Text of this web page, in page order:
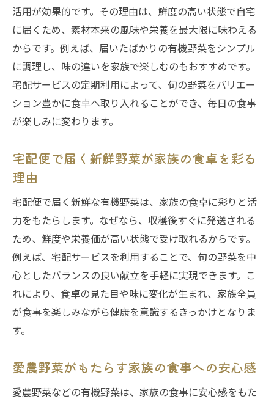
活用が効果的です。その理由は、鮮度の高い状態で自宅
に届くため、素材本来の風味や栄養を最大限に味わえる
からです。例えば、届いたばかりの有機野菜をシンプル
に調理し、味の違いを家族で楽しむのもおすすめです。
宅配サービスの定期利用によって、旬の野菜をバリエー
ション豊かに食卓へ取り入れることができ、毎日の食事
が楽しみに変わります。
宅配便で届く新鮮野菜が家族の食卓を彩る
理由
宅配便で届く新鮮な有機野菜は、家族の食卓に彩りと活
力をもたらします。なぜなら、収穫後すぐに発送される
ため、鮮度や栄養価が高い状態で受け取れるからです。
例えば、宅配サービスを利用することで、旬の野菜を中
心としたバランスの良い献立を手軽に実現できます。こ
れにより、食卓の見た目や味に変化が生まれ、家族全員
が食事を楽しみながら健康を意識するきっかけとなりま
す。
愛農野菜がもたらす家族の食事への安心感
愛農野菜などの有機野菜は、家族の食事に安心感をもた